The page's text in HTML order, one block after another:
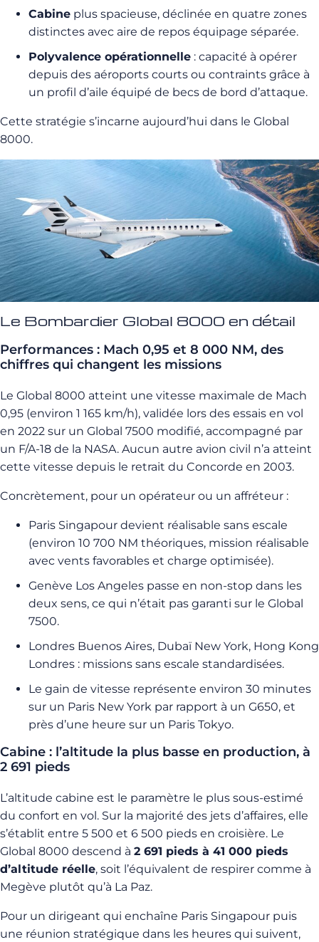
Cabine plus spacieuse, déclinée en quatre zones
distinctes avec aire de repos équipage séparée.
Polyvalence opérationnelle : capacité à opérer
depuis des aéroports courts ou contraints grâce à
un profil d’aile équipé de becs de bord d’attaque.
Cette stratégie s’incarne aujourd’hui dans le Global
8000.
Le Bombardier Global 8000 en détail
Performances : Mach 0,95 et 8 000 NM, des
chiffres qui changent les missions
Le Global 8000 atteint une vitesse maximale de Mach
0,95 (environ 1 165 km/h), validée lors des essais en vol
en 2022 sur un Global 7500 modifié, accompagné par
un F/A-18 de la NASA. Aucun autre avion civil n’a atteint
cette vitesse depuis le retrait du Concorde en 2003.
Concrètement, pour un opérateur ou un affréteur :
Paris Singapour devient réalisable sans escale
(environ 10 700 NM théoriques, mission réalisable
avec vents favorables et charge optimisée).
Genève Los Angeles passe en non-stop dans les
deux sens, ce qui n’était pas garanti sur le Global
7500.
Londres Buenos Aires, Dubaï New York, Hong Kong
Londres : missions sans escale standardisées.
Le gain de vitesse représente environ 30 minutes
sur un Paris New York par rapport à un G650, et
près d’une heure sur un Paris Tokyo.
Cabine : l’altitude la plus basse en production, à
2 691 pieds
L’altitude cabine est le paramètre le plus sous-estimé
du confort en vol. Sur la majorité des jets d’affaires, elle
s’établit entre 5 500 et 6 500 pieds en croisière. Le
Global 8000 descend à 2 691 pieds à 41 000 pieds
d’altitude réelle, soit l’équivalent de respirer comme à
Megève plutôt qu’à La Paz.
Pour un dirigeant qui enchaîne Paris Singapour puis
une réunion stratégique dans les heures qui suivent,